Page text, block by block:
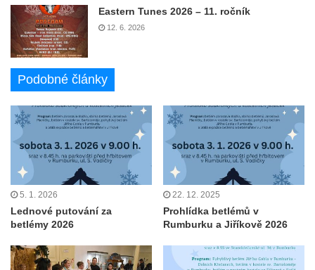
Eastern Tunes 2026 – 11. ročník
12. 6. 2026
Podobné články
5. 1. 2026
Lednové putování za
betlémy 2026
22. 12. 2025
Prohlídka betlémů v
Rumburku a Jiříkově 2026